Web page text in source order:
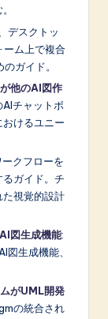
デスクトッ
ム上で複合
ガイド。
他のAI図作
チャットボ
けるユニー
クフローを
ガイド。チ
た視覚的設計
図生成機能:
生成機能、
がUML開発
の統合され